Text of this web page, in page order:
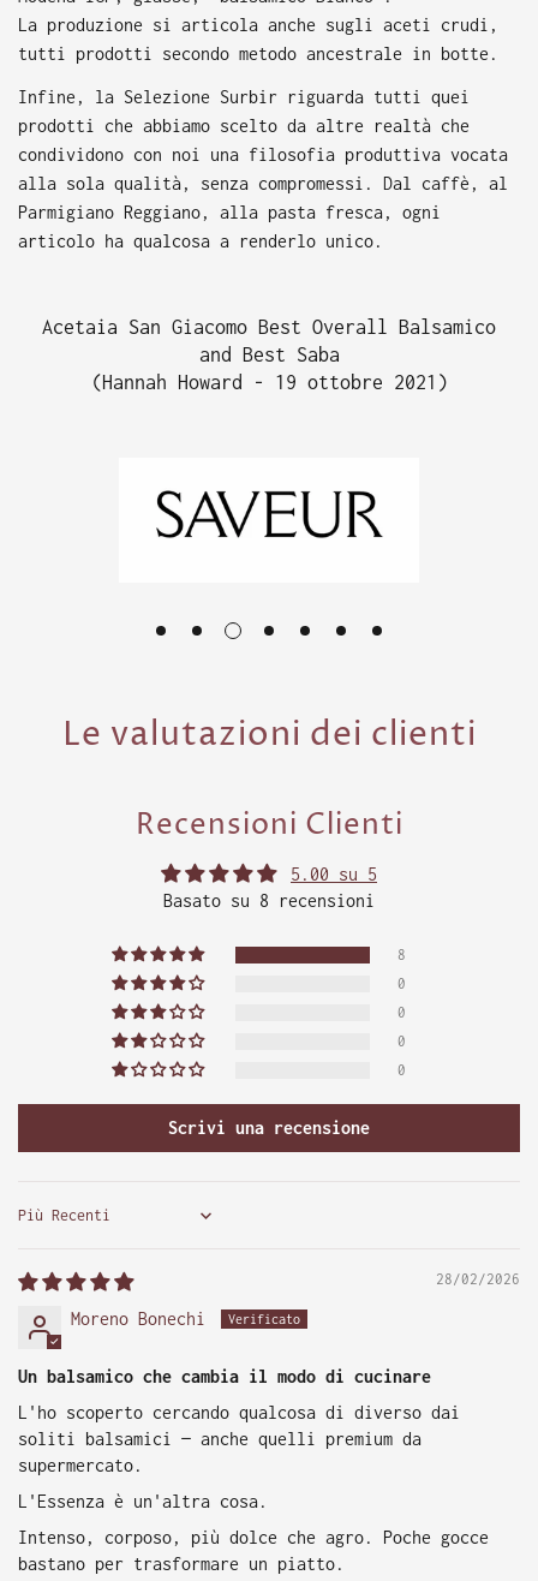
La produzione si articola anche sugli aceti crudi,
tutti prodotti secondo metodo ancestrale in botte.
Infine, la Selezione Surbir riguarda tutti quei
prodotti che abbiamo scelto da altre realtà che
condividono con noi una filosofia produttiva vocata
alla sola qualità, senza compromessi. Dal caffè, al
Parmigiano Reggiano, alla pasta fresca, ogni
articolo ha qualcosa a renderlo unico.
Acetaia San Giacomo Best Overall Balsamico
and Best Saba
(Hannah Howard - 19 ottobre 2021)
Le valutazioni dei clienti
Recensioni Clienti
5.00 su 5
Basato su 8 recensioni
8
0
0
0
0
Scrivi una recensione
Sort by
28/02/2026
Moreno Bonechi
Un balsamico che cambia il modo di cucinare
L'ho scoperto cercando qualcosa di diverso dai
soliti balsamici — anche quelli premium da
supermercato.
L'Essenza è un'altra cosa.
Intenso, corposo, più dolce che agro. Poche gocce
bastano per trasformare un piatto.